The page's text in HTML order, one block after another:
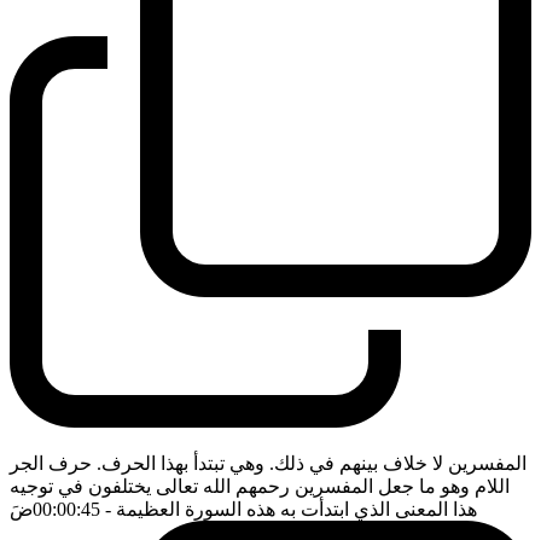
المفسرين لا خلاف بينهم في ذلك. وهي تبتدأ بهذا الحرف. حرف الجر
اللام وهو ما جعل المفسرين رحمهم الله تعالى يختلفون في توجيه
هذا المعنى الذي ابتدأت به هذه السورة العظيمة - 00:00:45 ضَ